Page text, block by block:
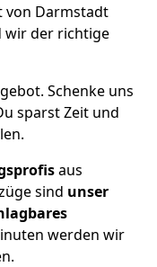
von Darmstadt
wir der richtige
Schenke uns
sparst Zeit und
aus
sind unser
werden wir